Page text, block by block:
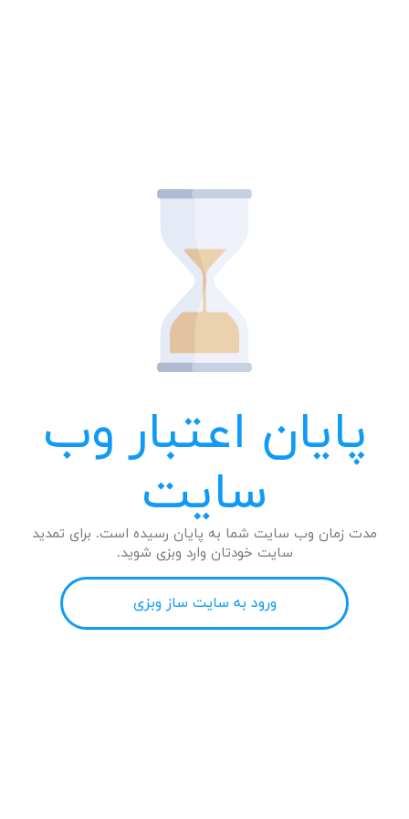
پایان اعتبار وب
سایت
مدت زمان وب سایت شما به پایان رسیده است. برای تمدید
سایت خودتان وارد وبزی شوید.
ورود به سایت ساز وبزی